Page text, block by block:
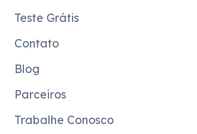
Teste Grátis
Contato
Blog
Parceiros
Trabalhe Conosco